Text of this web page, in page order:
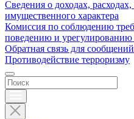
Сведения о доходах,
имущественного характера
Комиссия по соблюдению
поведению и урегулированию
Обратная связь для
Противодействие терроризму